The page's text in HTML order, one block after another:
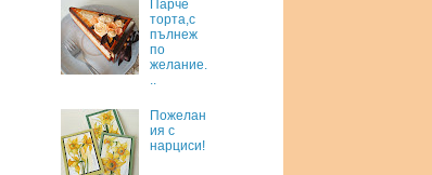
Парче
торта,с
пълнеж
по
желание.
Пожелан
ия с
нарциси!